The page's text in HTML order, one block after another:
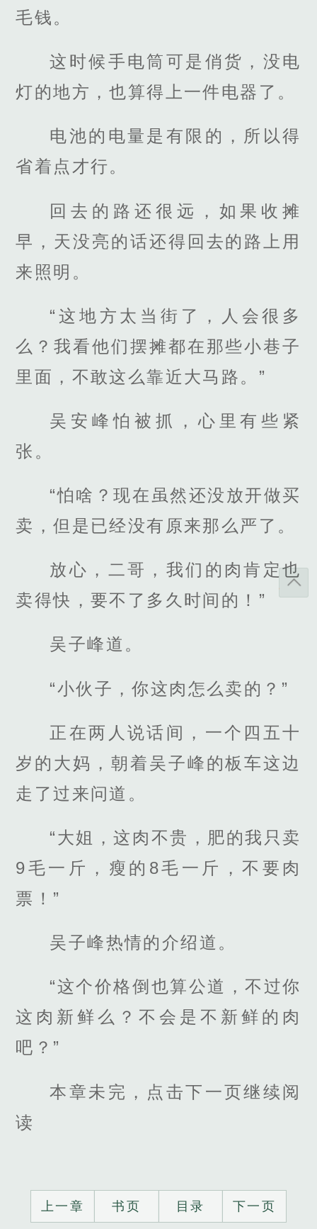
毛钱。
这时候手电筒可是俏货，没电
灯的地方，也算得上一件电器了。
电池的电量是有限的，所以得
省着点才行。
回去的路还很远，如果收摊
早，天没亮的话还得回去的路上用
来照明。
“这地方太当街了，人会很多
么？我看他们摆摊都在那些小巷子
里面，不敢这么靠近大马路。”
吴安峰怕被抓，心里有些紧
张。
“怕啥？现在虽然还没放开做买
卖，但是已经没有原来那么严了。
放心，二哥，我们的肉肯定也
卖得快，要不了多久时间的！”
吴子峰道。
“小伙子，你这肉怎么卖的？”
正在两人说话间，一个四五十
岁的大妈，朝着吴子峰的板车这边
走了过来问道。
“大姐，这肉不贵，肥的我只卖
9毛一斤，瘦的8毛一斤，不要肉
票！”
吴子峰热情的介绍道。
“这个价格倒也算公道，不过你
这肉新鲜么？不会是不新鲜的肉
吧？”
本章未完，点击下一页继续阅
读
上一章 书页 目录 下一页